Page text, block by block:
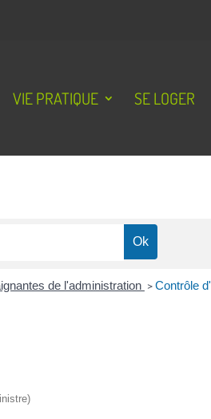
VIE PRATIQUE SE LOGER
de l'administration >Contrôle